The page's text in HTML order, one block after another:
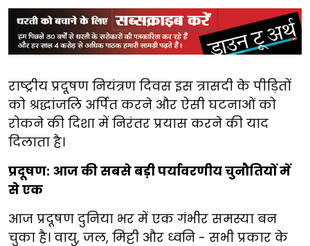
राष्ट्रीय प्रदूषण नियंत्रण दिवस इस त्रासदी के पीड़ितों
को श्रद्धांजलि अर्पित करने और ऐसी घटनाओं को
रोकने की दिशा में निरंतर प्रयास करने की याद
दिलाता है।
प्रदूषण: आज की सबसे बड़ी पर्यावरणीय चुनौतियों में
से एक
आज प्रदूषण दुनिया भर में एक गंभीर समस्या बन
चुका है। वायु, जल, मिट्टी और ध्वनि - सभी प्रकार के